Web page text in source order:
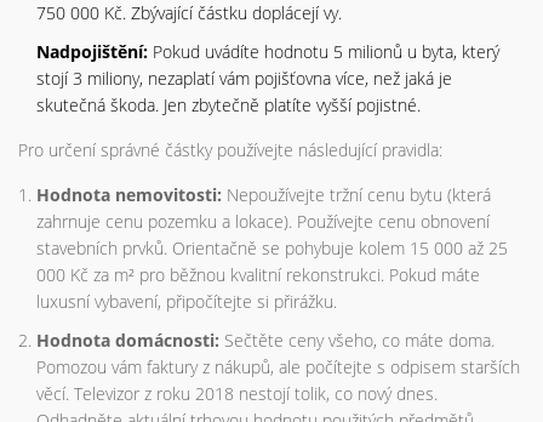
750 000 Kč. Zbývající částku doplácejí vy.
Nadpojištění: Pokud uvádíte hodnotu 5 milionů u byta, který
stojí 3 miliony, nezaplatí vám pojišťovna více, než jaká je
skutečná škoda. Jen zbytečně platíte vyšší pojistné.
Pro určení správné částky používejte následující pravidla:
Hodnota nemovitosti: Nepoužívejte tržní cenu bytu (která
zahrnuje cenu pozemku a lokace). Používejte cenu obnovení
stavebních prvků. Orientačně se pohybuje kolem 15 000 až 25
000 Kč za m² pro běžnou kvalitní rekonstrukci. Pokud máte
luxusní vybavení, připočítejte si přirážku.
Hodnota domácnosti: Sečtěte ceny všeho, co máte doma.
Pomozou vám faktury z nákupů, ale počítejte s odpisem starších
věcí. Televizor z roku 2018 nestojí tolik, co nový dnes.